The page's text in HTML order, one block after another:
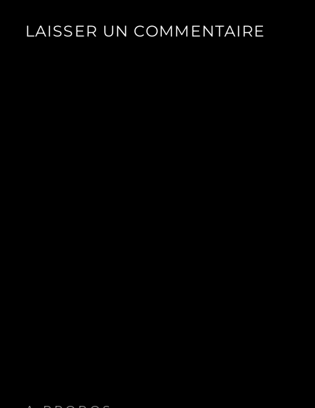
LAISSER UN COMMENTAIRE